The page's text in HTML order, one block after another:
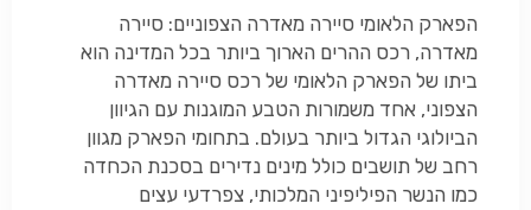
הפארק הלאומי סיירה מאדרה הצפוניים: סיירה
מאדרה, רכס ההרים הארוך ביותר בכל המדינה הוא
ביתו של הפארק הלאומי של רכס סיירה מאדרה
הצפוני, אחד משמורות הטבע המוגנות עם הגיוון
הביולוגי הגדול ביותר בעולם. בתחומי הפארק מגוון
רחב של תושבים כולל מינים נדירים בסכנת הכחדה
כמו הנשר הפיליפיני המלכותי, צפרדעי עצים